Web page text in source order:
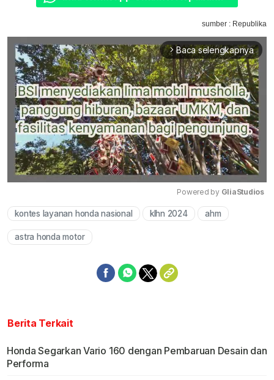
sumber : Republika
arrow_forward_ios Baca selengkapnya
Mute
Powered by GliaStudios
kontes layanan honda nasional klhn 2024 ahm
astra honda motor
Berita Terkait
Honda Segarkan Vario 160 dengan Pembaruan Desain dan
Performa